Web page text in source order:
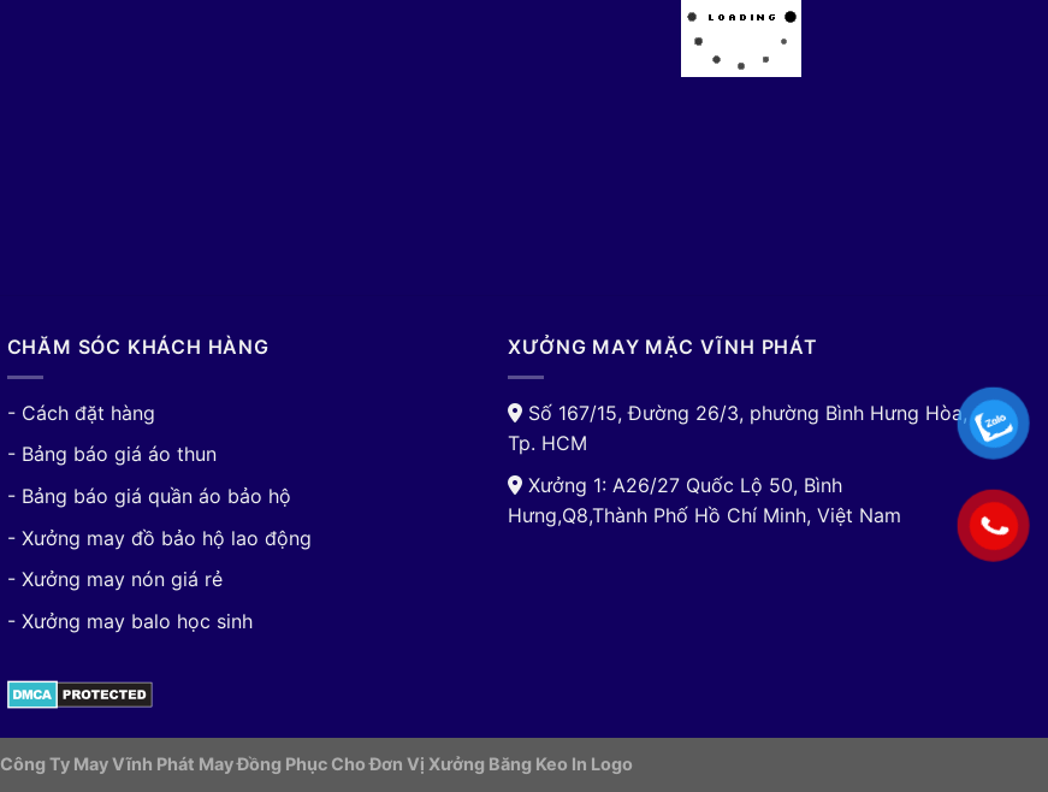
CHĂM SÓC KHÁCH HÀNG
- Cách đặt hàng
- Bảng báo giá áo thun
- Bảng báo giá quần áo bảo hộ
- Xưởng may đồ bảo hộ lao động
- Xưởng may nón giá rẻ
- Xưởng may balo học sinh
XƯỞNG MAY MẶC VĨNH PHÁT
Số 167/15, Đường 26/3, phường Bình Hưng Hòa,
Tp. HCM
Xưởng 1: A26/27 Quốc Lộ 50, Bình
Hưng,Q8,Thành Phố Hồ Chí Minh, Việt Nam
Công Ty May Vĩnh Phát May Đồng Phục Cho Đơn Vị Xưởng Băng Keo In Logo